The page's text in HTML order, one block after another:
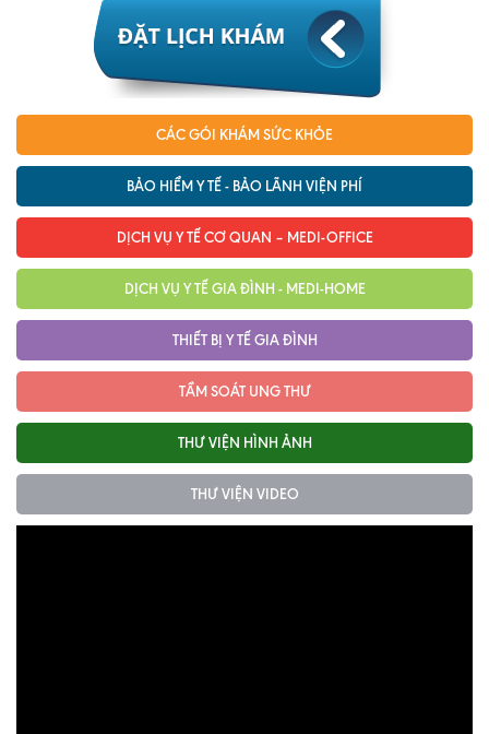
Vật lý trị liệu hồi phục chức năng
Xét nghiệm
Xét nghiệm sàng lọc NIPT
Chẩn đoán hình ảnh
Nội soi tiêu hóa
Các gói khám sức khỏe
Gói khám sức khỏe cá nhân định kỳ
Gói khám tầm soát ung thư sớm
Dịch vụ ưu đãi đặc biệt
Bác sĩ gia đình chăm sóc y tế 24/7
CÁC GÓI KHÁM SỨC KHỎE
BẢO HIỂM Y TẾ - BẢO LÃNH VIỆN PHÍ
DỊCH VỤ Y TẾ CƠ QUAN – MEDI-OFFICE
DỊCH VỤ Y TẾ GIA ĐÌNH - MEDI-HOME
THIẾT BỊ Y TẾ GIA ĐÌNH
TẦM SOÁT UNG THƯ
THƯ VIỆN HÌNH ẢNH
THƯ VIỆN VIDEO